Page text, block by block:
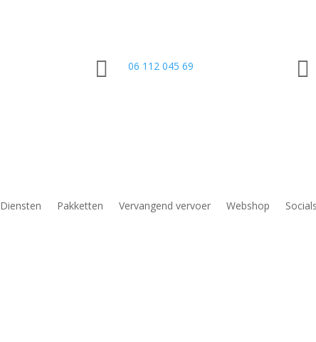
 06 112 045 69 
Diensten Pakketten Vervangend vervoer Webshop Socials